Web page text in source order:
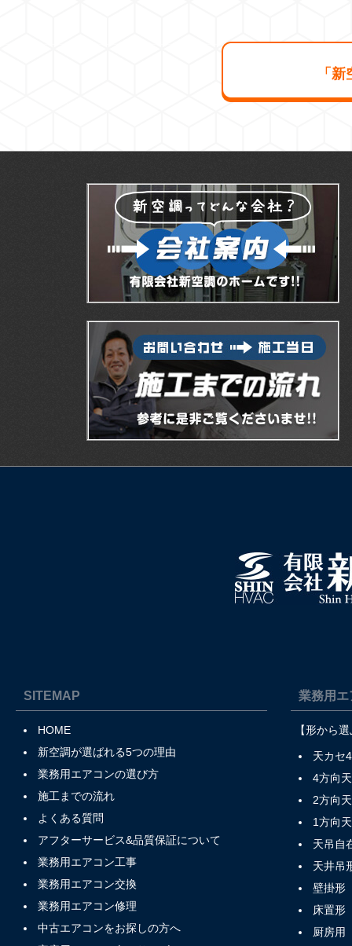
「
SITEMAP
HOME
新空調が選ばれる5つの理由
業務用エアコンの選び方
施工までの流れ
よくある質問
アフターサービス&品質保証について
業務用エアコン工事
業務用エアコン交換
業務用エアコン修理
中古エアコンをお探しの方へ
業務用エ
【形から
天カセ
4方向
2方向
1方向
天吊自
天井吊
壁掛形
床置形
厨房用